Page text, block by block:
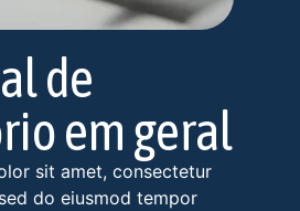
de
em geral
sit amet, consectetur
do eiusmod tempor